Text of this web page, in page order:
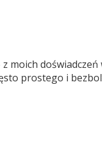
z moich
prostego i